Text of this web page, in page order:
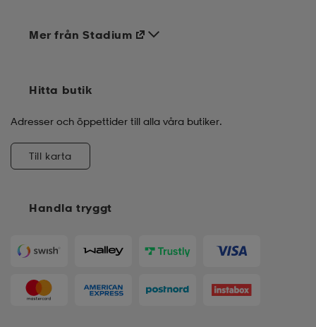
Handla tryggt
Mer från Stadium
Hitta butik
Adresser och öppettider till alla våra butiker.
Till karta